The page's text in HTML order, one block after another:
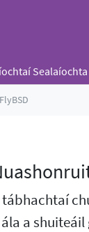
Sealaíochta
a